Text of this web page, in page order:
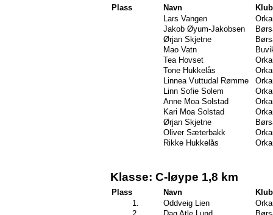
Plass Navn
Lars Vangen
Jakob Øyum-Jakobsen
Ørjan Skjetne
Mao Vatn
Tea Hovset
Tone Hukkelås
Linnea Vuttudal Rømme
Linn Sofie Solem
Anne Moa Solstad
Kari Moa Solstad
Ørjan Skjetne
Oliver Sæterbakk
Rikke Hukkelås
Klasse: C-løype 1,8 km
Plass Navn
1.
Oddveig Lien
2.
Dag Atle Lund